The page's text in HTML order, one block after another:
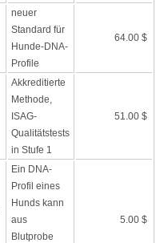
neuer
Standard für
Hunde-DNA-
Profile
64.00 $
Akkreditierte
Methode,
ISAG-
Qualitätstests
in Stufe 1
51.00 $
Ein DNA-
Profil eines
Hunds kann
aus
Blutprobe
5.00 $